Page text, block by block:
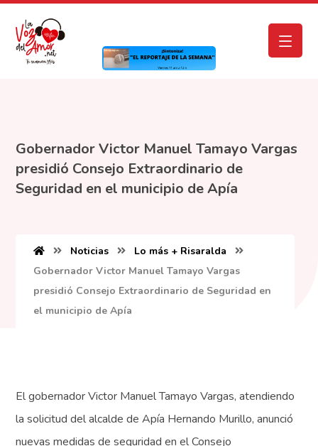
Gobernador Victor Manuel Tamayo Vargas
presidió Consejo Extraordinario de
Seguridad en el municipio de Apía
Noticias
Lo más + Risaralda
Gobernador Victor Manuel Tamayo Vargas
presidió Consejo Extraordinario de Seguridad en
el municipio de Apía
El gobernador Victor Manuel Tamayo Vargas, atendiendo
la solicitud del alcalde de Apía Hernando Murillo, anunció
nuevas medidas de seguridad en el Consejo